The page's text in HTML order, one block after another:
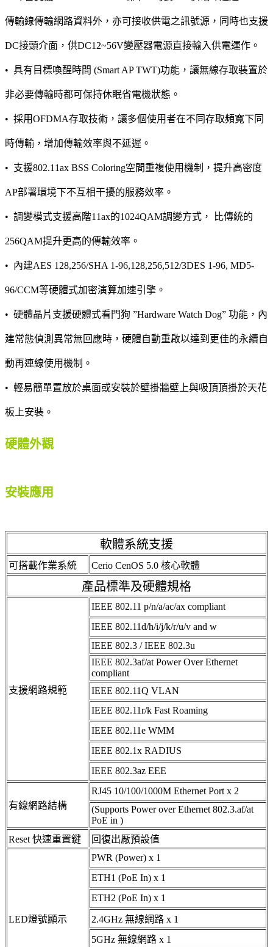
傳輸線傳輸網路資料外，亦可接收供電之訊號源，同時也支援
DC接頭介面，供DC12~56V變壓器電源直接輸入供電運作。
• 具有目標喚醒時間 (Smart AP TWT)功能，讓無線存取裝置於
非必要傳輸時都可保持休眠省電機狀態。
• 採用OFDMA存取技術，讓多個使用者在不同存取頻寬下同
時傳輸，增加傳輸效率與不延遲。
• 支援802.11ax BSS Coloring空間重複使用機制，提升高密度
AP部署環境下不互相干擾的服務效率。
• 調變模式支援高階11ax的1024QAM調變方式， 比傳統的
256QAM提升更高的傳輸效率。
• 內建AES 128,256/SHA 1-96,128,256,512/3DES 1-96, MD5-
96/CCM等硬體式加密演算加速引擎。
• 硬體晶片支援硬體式看門狗 ”Hardware Watch Dog” 功能，內
建常態偵測異常無回應時，硬體自動重啟以達到更佳的永續自
動再連線使用機制。
• 輕易簡單置放於桌面或安裝於壁掛牆壁上與吸頂頂掛於天花
板上安裝。
硬體外觀
安裝應用
軟體系統支援
可搭載作業系統 Cerio CenOS 5.0 核心軟體
產品標準及硬體規格
支援網路規範
IEEE 802.11 p/n/a/ac/ax compliant
IEEE 802.11d/h/i/j/k/r/u/v and w
IEEE 802.3 / IEEE 802.3u
IEEE 802.3af/at Power Over Ethernet
compliant
IEEE 802.11Q VLAN
IEEE 802.11r/k Fast Roaming
IEEE 802.11e WMM
IEEE 802.1x RADIUS
IEEE 802.3az EEE
有線網路結構
RJ45 10/100/1000M Ethernet Port x 2
(Supports Power over Ethernet 802.3.af/at
PoE in )
Reset 快速重置鍵
回復出厰預設值
LED燈號顯示
PWR (Power) x 1
ETH1 (PoE In) x 1
ETH2 (PoE In) x 1
2.4GHz 無線網路 x 1
5GHz 無線網路 x 1